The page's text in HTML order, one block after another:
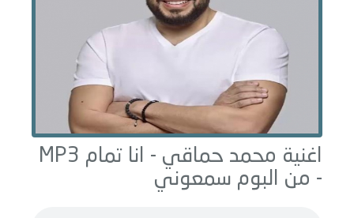
اغنية محمد حماقي - انا تمام MP3
- من البوم سمعوني